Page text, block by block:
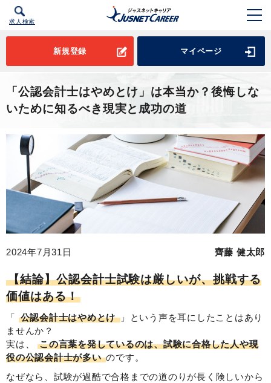
求人検索
新規登録 マイページ
「公認会計士はやめとけ」は本当か？後悔しな
いために知るべき現実と成功の道
2024年7月31日 齊藤 健太郎
【結論】公認会計士試験は厳しいが、挑戦する
価値はある！
「 公認会計士はやめとけ」という声を耳にしたことはあり
ませんか？
実は、
この言葉を発しているのは、試験に合格した人や現
役の公認会計士が多いのです。
なぜなら、試験が過酷で合格までの道のりが長く険しいから